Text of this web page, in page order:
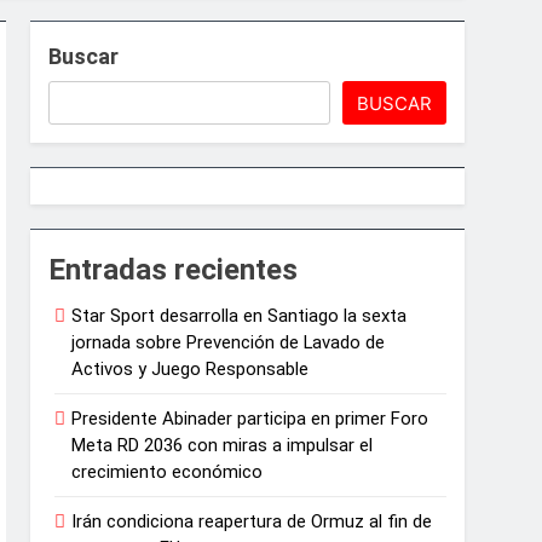
Juegos de Azar
artísticas en París
agrícola de la provincia
Buscar
BUSCAR
Entradas recientes
Star Sport desarrolla en Santiago la sexta
jornada sobre Prevención de Lavado de
Activos y Juego Responsable
Presidente Abinader participa en primer Foro
Meta RD 2036 con miras a impulsar el
crecimiento económico
Irán condiciona reapertura de Ormuz al fin de